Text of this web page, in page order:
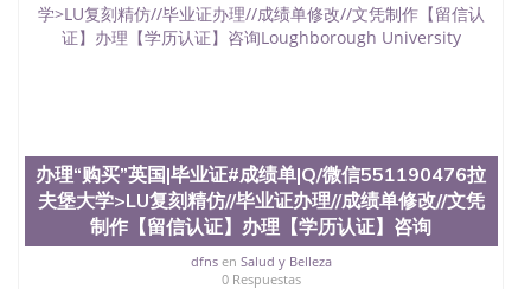
办理“购买”英国|毕业证#成绩单|Q/微信551190476拉
夫堡大学>LU复刻精仿//毕业证办理//成绩单修改//文凭
制作【留信认证】办理【学历认证】咨询
dfnsen Salud y Belleza
0 Respuestas